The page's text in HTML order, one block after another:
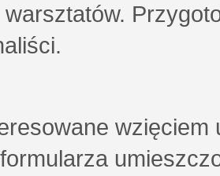
warsztatów.
wzięciem